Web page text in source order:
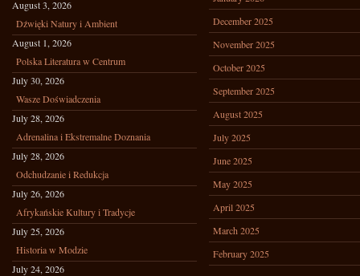
August 3, 2026
Dźwięki Natury i Ambient
August 1, 2026
Polska Literatura w Centrum
July 30, 2026
Wasze Doświadczenia
July 28, 2026
Adrenalina i Ekstremalne Doznania
July 28, 2026
Odchudzanie i Redukcja
July 26, 2026
Afrykańskie Kultury i Tradycje
July 25, 2026
Historia w Modzie
July 24, 2026
December 2025
November 2025
October 2025
September 2025
August 2025
July 2025
June 2025
May 2025
April 2025
March 2025
February 2025